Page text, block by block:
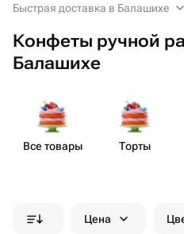
Быстрая доставка в Балашихе
Конфеты ручной
Балашихе
Все товары Торты
Цена